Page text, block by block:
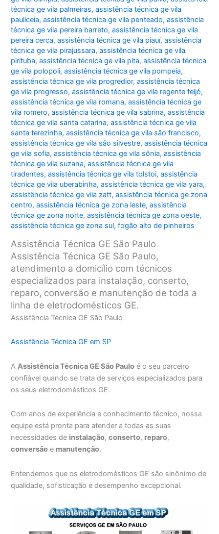
técnica ge vila palmeiras,assistência técnica ge vila
pauliceia,assistência técnica ge vila penteado,assistência
técnica ge vila pereira barreto,assistência técnica ge vila
pereira cerca,assistência técnica ge vila piauí,assistência
técnica ge vila pirajussara,assistência técnica ge vila
pirituba,assistência técnica ge vila pita,assistência técnica
ge vila polopoli,assistência técnica ge vila pompeia,
assistência técnica ge vila progredior,assistência técnica
ge vila progresso,assistência técnica ge vila regente feijó,
assistência técnica ge vila romana,assistência técnica ge
vila romero,assistência técnica ge vila sabrina,assistência
técnica ge vila santa catarina,assistência técnica ge vila
santa terezinha,assistência técnica ge vila são francisco,
assistência técnica ge vila são silvestre,assistência técnica
ge vila sofia,assistência técnica ge vila sônia,assistência
técnica ge vila suzana,assistência técnica ge vila
tiradentes,assistência técnica ge vila tolstoi,assistência
técnica ge vila uberabinha,assistência técnica ge vila yara,
assistência técnica ge vila zatt,assistência técnica ge zona
centro,assistência técnica ge zona leste,assistência
técnica ge zona norte,assistência técnica ge zona oeste,
assistência técnica ge zona sul,fogão alto de pinheiros
Assistência Técnica GE São Paulo
Assistência Técnica GE São Paulo,
atendimento a domicílio com técnicos
especializados para instalação, conserto,
reparo, conversão e manutenção de toda a
linha de eletrodomésticos GE.
Assistência Técnica GE São Paulo
Assistência Técnica GE em SP
AAssistência Técnica GE São Paulo é o seu parceiro
confiável quando se trata de serviços especializados para
os seus eletrodomésticos GE.
Com anos de experiência e conhecimento técnico, nossa
equipe está pronta para atender a todas as suas
necessidades de instalação,conserto, reparo,
conversão e manutenção.
Entendemos que os eletrodomésticos GE são sinônimo de
qualidade, sofisticação e desempenho excepcional.